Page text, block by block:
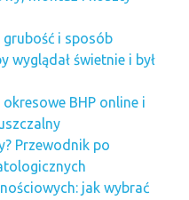
i sposób
wyglądał świetnie i był
BHP online i
Przewodnik po
jak wybrać